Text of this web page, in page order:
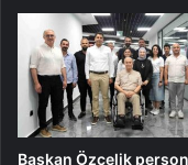
Başkan Özçelik